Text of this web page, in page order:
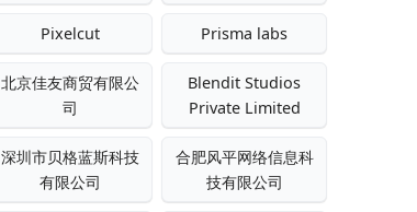
Pixelcut Prisma labs
北京佳友商贸有限公
司
Blendit Studios
Private Limited
深圳市贝格蓝斯科技
有限公司
合肥风平网络信息科
技有限公司